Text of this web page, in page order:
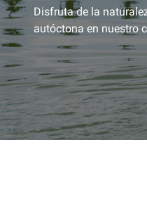
Disfruta de la
autóctona en nuestro